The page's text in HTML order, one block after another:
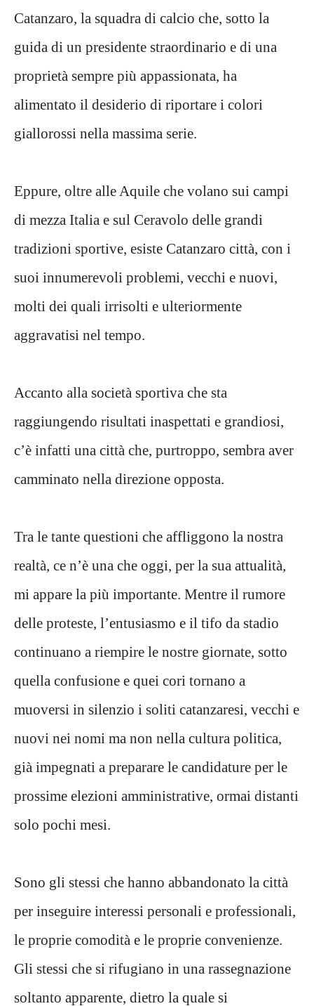
Catanzaro, la squadra di calcio che, sotto la
guida di un presidente straordinario e di una
proprietà sempre più appassionata, ha
alimentato il desiderio di riportare i colori
giallorossi nella massima serie.
Eppure, oltre alle Aquile che volano sui campi
di mezza Italia e sul Ceravolo delle grandi
tradizioni sportive, esiste Catanzaro città, con i
suoi innumerevoli problemi, vecchi e nuovi,
molti dei quali irrisolti e ulteriormente
aggravatisi nel tempo.
Accanto alla società sportiva che sta
raggiungendo risultati inaspettati e grandiosi,
c’è infatti una città che, purtroppo, sembra aver
camminato nella direzione opposta.
Tra le tante questioni che affliggono la nostra
realtà, ce n’è una che oggi, per la sua attualità,
mi appare la più importante. Mentre il rumore
delle proteste, l’entusiasmo e il tifo da stadio
continuano a riempire le nostre giornate, sotto
quella confusione e quei cori tornano a
muoversi in silenzio i soliti catanzaresi, vecchi e
nuovi nei nomi ma non nella cultura politica,
già impegnati a preparare le candidature per le
prossime elezioni amministrative, ormai distanti
solo pochi mesi.
Sono gli stessi che hanno abbandonato la città
per inseguire interessi personali e professionali,
le proprie comodità e le proprie convenienze.
Gli stessi che si rifugiano in una rassegnazione
soltanto apparente, dietro la quale si